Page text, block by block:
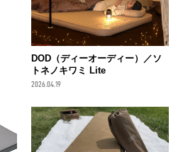
DOD（ディーオーディー）／ソ
トネノキワミ Lite
2026.04.19